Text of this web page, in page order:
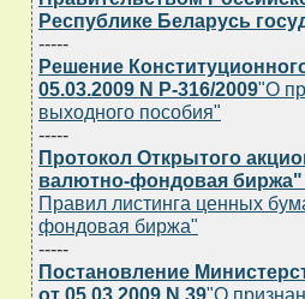
Республике Беларусь
-----
Решение
05.03.2009 N Р-316/2009"О
выходного пособия"
-----
Протокол Открытого
валютно-фондовая биржа"
Правил листинга ценных
фондовая биржа"
-----
Постановление
от 05.03.2009 N 39"О